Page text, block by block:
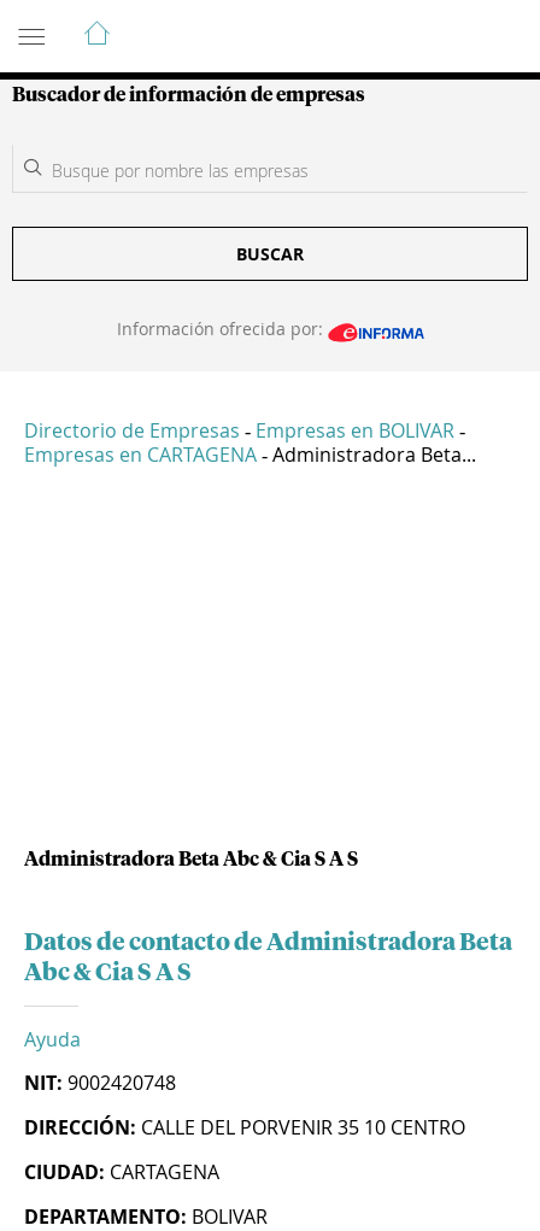
Guía de Empresas Colombianas
Buscador de información de empresas
BUSCAR
Información ofrecida por:
Directorio de Empresas - Empresas en BOLIVAR -
Empresas en CARTAGENA - Administradora Beta...
Administradora Beta Abc & Cia S A S
Datos de contacto de Administradora Beta
Abc & Cia S A S
Ayuda
NIT: 9002420748
DIRECCIÓN: CALLE DEL PORVENIR 35 10 CENTRO
CIUDAD: CARTAGENA
DEPARTAMENTO: BOLIVAR